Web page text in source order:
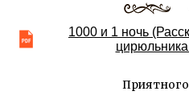
1000 и 1 ночь